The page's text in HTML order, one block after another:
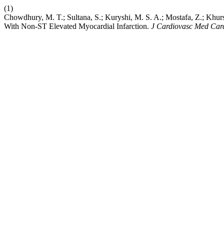
(1)
Chowdhury, M. T.; Sultana, S.; Kuryshi, M. S. A.; Mostafa, Z.;
With Non-ST Elevated Myocardial Infarction. J Cardiovasc Med